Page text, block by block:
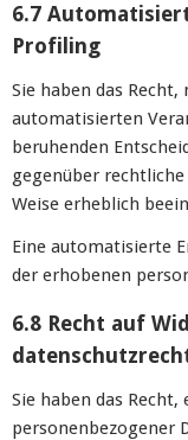
6.7
Profiling
Sie haben das
automatisierten
beruhenden
gegenüber
Weise erheblich
Eine automatisierte
der erhobenen
6.8 Recht auf
Sie haben das
personenbezogener